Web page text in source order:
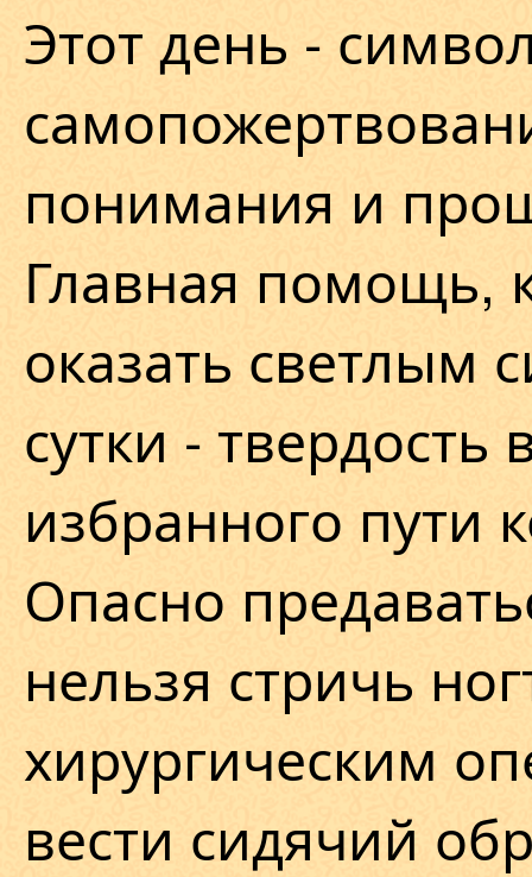
Этот день -
понимания и
Главная
оказать светлым
сутки - твердость
избранного пути
Опасно
нельзя стричь
хирургическим
вести сидячий